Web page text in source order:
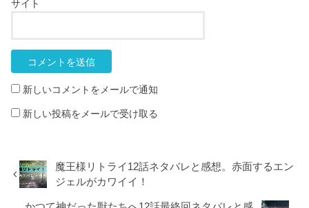
サイト
新しいコメントをメールで通知
新しい投稿をメールで受け取る
魔王様リトライ12話ネタバレと感想。赤面するエン
ジェルがカワイイ！